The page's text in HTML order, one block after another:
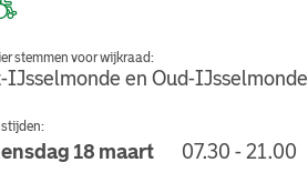
stemmen voor wijkraad:
IJsselmonde en Oud-IJsselmonde
18 maart 07.30 - 21.00